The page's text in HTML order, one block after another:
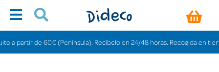
partir de 60€ (Península). Recíbelo en 24/48 horas. Recogida en tiendas